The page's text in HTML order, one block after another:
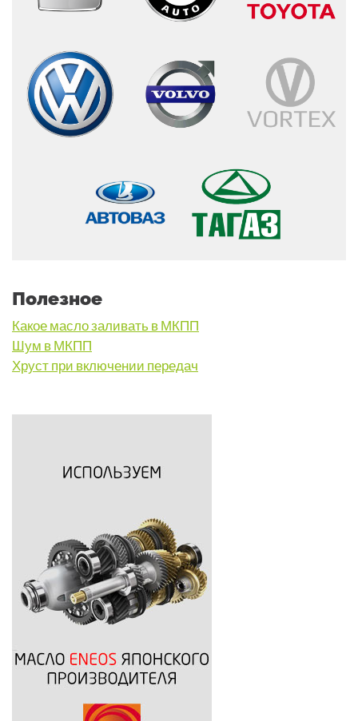
Полезное
Какое масло заливать в МКПП
Шум в МКПП
Хруст при включении передач